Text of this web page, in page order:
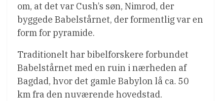
om, at det var Cush’s søn, Nimrod, der
byggede Babelstårnet, der formentlig var en
form for pyramide.
Traditionelt har bibelforskere forbundet
Babelstårnet med en ruin i nærheden af
Bagdad, hvor det gamle Babylon lå ca. 50
km fra den nuværende hovedstad.